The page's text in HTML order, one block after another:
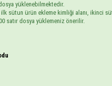
yüklenebilmektedir.
ilk sütun ürün ekleme kimliği alanı, ikinci
satır dosya yüklemeniz önerilir.